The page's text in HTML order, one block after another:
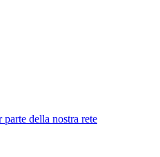
parte della nostra rete